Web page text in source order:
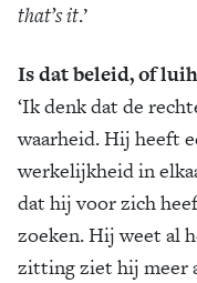
that’s it.’
Is dat beleid, of
‘Ik denk dat de
waarheid. Hij heeft
werkelijkheid in
dat hij voor zich
zoeken. Hij weet al
zitting ziet hij meer